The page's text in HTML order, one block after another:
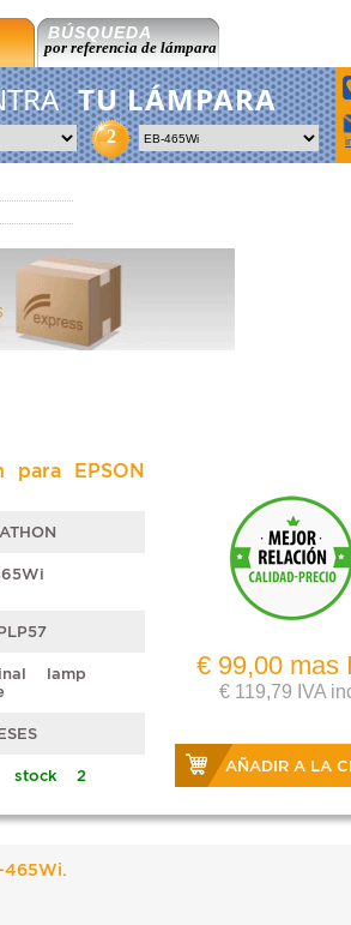
BÚSQUEDA
por referencia de lámpara
TU LÁMPARA
2
para EPSON
lamp
stock 2
€ 99,00 mas
€ 119,79 IVA
AÑADIR A LA
465Wi.